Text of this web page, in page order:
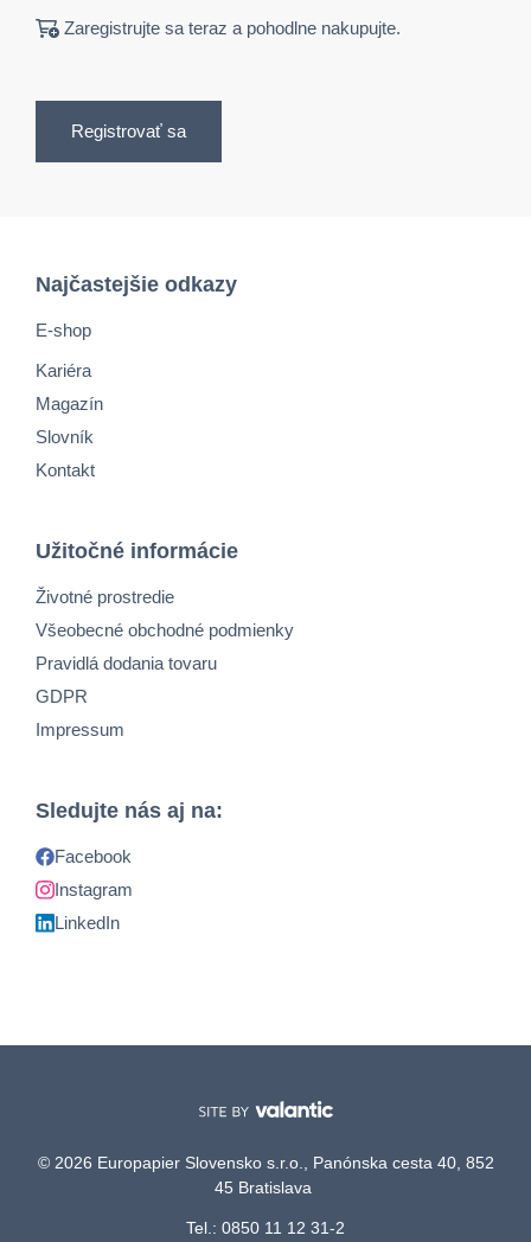
Zaregistrujte sa teraz a pohodlne nakupujte.
Registrovať sa
Najčastejšie odkazy
E-shop
Kariéra
Magazín
Slovník
Kontakt
Užitočné informácie
Životné prostredie
Všeobecné obchodné podmienky
Pravidlá dodania tovaru
GDPR
Impressum
Sledujte nás aj na:
Facebook
Instagram
LinkedIn
© 2026 Europapier Slovensko s.r.o., Panónska cesta 40, 852
45 Bratislava
Tel.: 0850 11 12 31-2